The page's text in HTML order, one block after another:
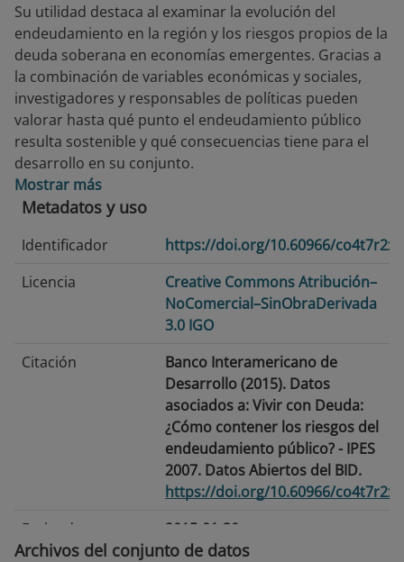
Su utilidad destaca al examinar la evolución del
endeudamiento en la región y los riesgos propios de la
deuda soberana en economías emergentes. Gracias a
la combinación de variables económicas y sociales,
investigadores y responsables de políticas pueden
valorar hasta qué punto el endeudamiento público
resulta sostenible y qué consecuencias tiene para el
desarrollo en su conjunto.
Mostrar más
Metadatos y uso
Identificador
https://doi.org/10.60966/co4t7r2x
Licencia
Creative Commons Atribución–
NoComercial–SinObraDerivada
3.0 IGO
Citación
Banco Interamericano de
Desarrollo (2015). Datos
asociados a: Vivir con Deuda:
¿Cómo contener los riesgos del
endeudamiento público? - IPES
2007. Datos Abiertos del BID.
https://doi.org/10.60966/co4t7r2x
Fecha de
publicación
2015-01-30
Archivos del conjunto de datos